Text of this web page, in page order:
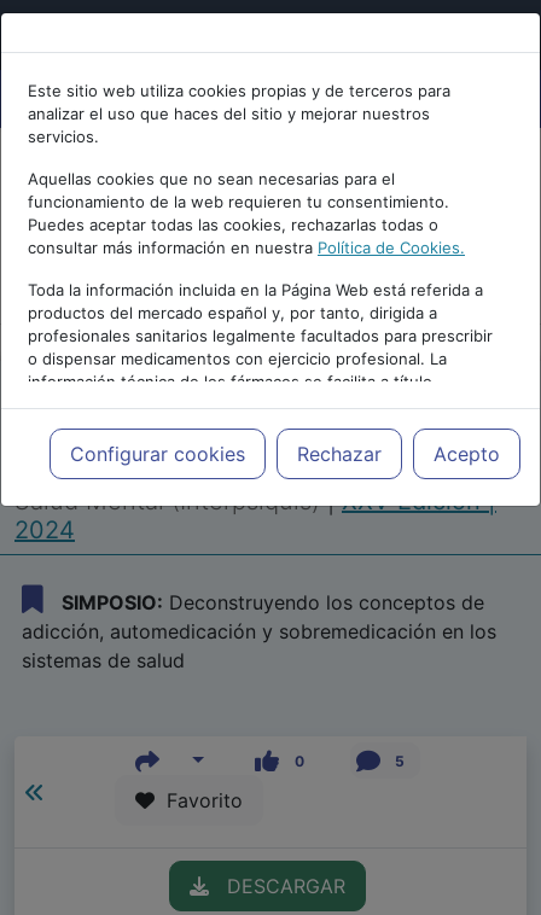
Este sitio web utiliza cookies propias y de terceros para
analizar el uso que haces del sitio y mejorar nuestros
servicios.
Aquellas cookies que no sean necesarias para el
funcionamiento de la web requieren tu consentimiento.
Puedes aceptar todas las cookies, rechazarlas todas o
consultar más información en nuestra Política de Cookies.
Toda la información incluida en la Página Web está referida a
productos del mercado español y, por tanto, dirigida a
profesionales sanitarios legalmente facultados para prescribir
o dispensar medicamentos con ejercicio profesional. La
información técnica de los fármacos se facilita a título
meramente informativo, siendo responsabilidad de los
profesionales facultados prescribir medicamentos y decidir, en
cada caso concreto, el tratamiento más adecuado a las
necesidades del paciente.
Configurar cookies Rechazar Acepto
Repositorio de Artículos |Congreso Virtual
Internacional de Psiquiatría, Psicología y
Salud Mental (Interpsiquis)|XXV Edición |
2024
SIMPOSIO: Deconstruyendo los conceptos de
adicción, automedicación y sobremedicación en los
sistemas de salud
0 5
Favorito
DESCARGAR